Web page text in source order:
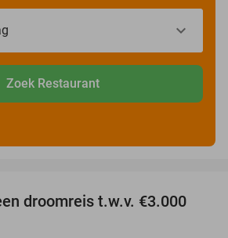
Zoek Restaurant
droomreis t.w.v. €3.000